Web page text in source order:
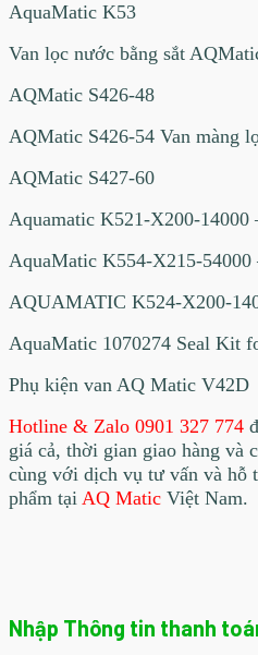
AquaMatic K53
Van lọc nước bằng sắt
AQMatic S426-48
AQMatic S426-54 Van màng
AQMatic S427-60
Aquamatic K521-X200-14000
AquaMatic K554-X215-54000
AQUAMATIC K524-X200-
AquaMatic 1070274 Seal Kit
Phụ kiện van AQ Matic V42D
Hotline & Zalo 0901 327 774
giá cả, thời gian giao hàng và
cùng với dịch vụ tư vấn và hỗ
phẩm tại AQ Matic Việt Nam.
Nhập Thông tin thanh